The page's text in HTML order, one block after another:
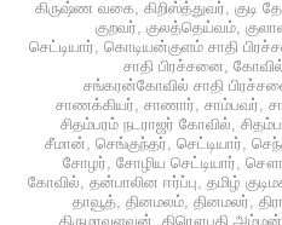
கிருஷ்ண வகை, கிறிஸ்த்துவர், குடி
குறவர், குலத்தெய்வம்,
செட்டியார், கொடியன்குளம் சாதி
சாதி பிரச்சனை,
சங்கரன்கோவில் சாதி
சாணக்கியர், சாணார், சாம்பவர்,
சிதம்பரம் நடராஜர் கோவில்,
சீமான், செங்குந்தர், செட்டியார்,
சோழர், சோழிய செட்டியார்,
கோவில், தன்பாலின ஈர்ப்பு, தமிழ்
தாவூத், தினமலம், தினமலர்,
திருமாவளவன், திரௌபதி அம்மன்